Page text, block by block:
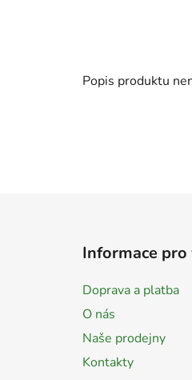
Popis produktu
Informace pro
Doprava a platba
O nás
Naše prodejny
Kontakty